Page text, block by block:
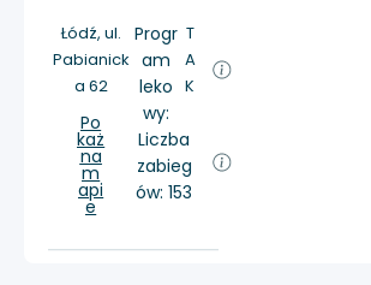
Łódź, ul.
Pabianick
a 62
Po
każ
na
m
api
e
Progr
am
leko
wy:
T
A
K
Liczba
zabieg
ów: 153